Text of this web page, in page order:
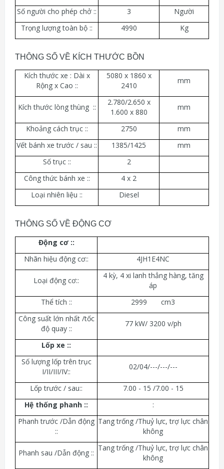
Số người cho phép chở ::
3
Người
Trọng lượng toàn bộ ::
4990 Kg
THÔNG SỐ VỀ KÍCH THƯỚC BỒN
Kích thước xe : Dài x
Rộng x Cao ::
5080 x 1860 x
2410
mm
Kích thước lòng thùng ::
2.780/2.650 x
1.600 x 880
mm
Khoảng cách trục :: 2750
mm
Vết bánh xe trước / sau ::
1385/1425
mm
Số trục ::
2
Công thức bánh xe ::
4 x 2
Loại nhiên liệu ::
Diesel
THÔNG SỐ VỀ ĐỘNG CƠ
Động cơ ::
Nhãn hiệu động cơ::
4JH1E4NC
Loại động cơ::
4 kỳ, 4 xi lanh thẳng hàng, tăng
áp
Thể tích ::
2999 cm3
Công suất lớn nhất /tốc
độ quay ::
77 kW/ 3200 v/ph
Lốp xe ::
Số lượng lốp trên trục
I/II/III/IV::
02/04/---/---/---
Lốp trước / sau::
7.00 - 15 /7.00 - 15
Hệ thống phanh ::
:
Phanh trước /Dẫn động
::
Tang trống /Thuỷ lực, trợ lực chân
không
Phanh sau /Dẫn động ::
Tang trống /Thuỷ lực, trợ lực chân
không